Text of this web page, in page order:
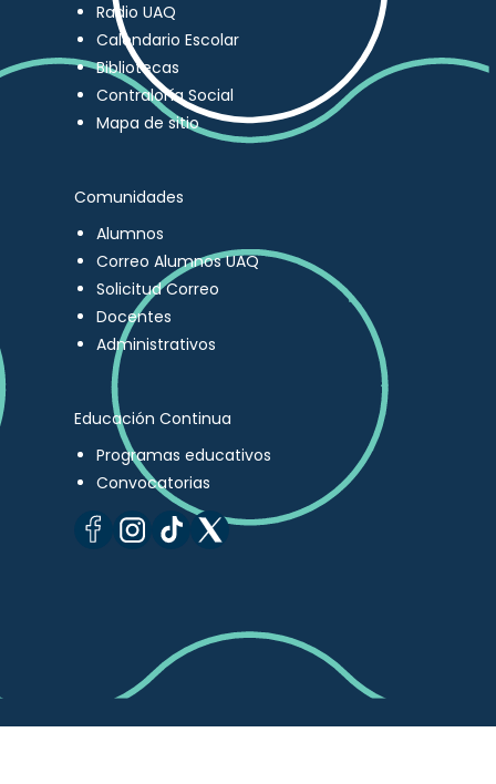
Radio UAQ
Calendario Escolar
Bibliotecas
Contraloría Social
Mapa de sitio
Comunidades
Alumnos
Correo Alumnos UAQ
Solicitud Correo
Docentes
Administrativos
Educación Continua
Programas educativos
Convocatorias